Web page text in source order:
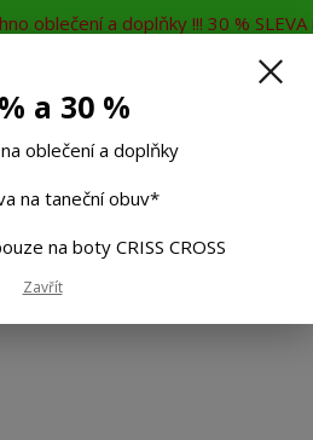
oblečení a doplňky !!! 30 %
Rádi Vám poradíme
a 30 %
oblečení a doplňky
na taneční obuv*
na boty CRISS CROSS
Zavřít